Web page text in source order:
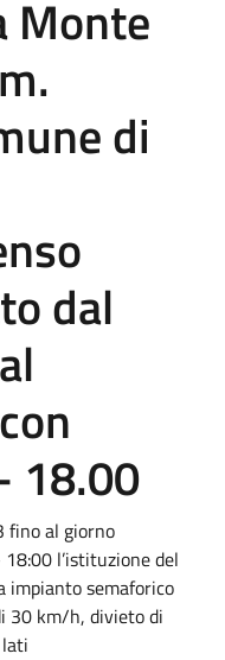
Monte
di
dal
18.00
fino al giorno
l’istituzione del
impianto semaforico
30 km/h, divieto di